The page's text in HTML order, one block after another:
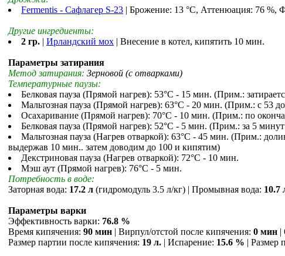
Fermentis - Сафлагер S-23 | Брожение: 13 °С, Аттенюация: 76 %,
Другие ингредиенты:
2 гр. | Ирландский мох | Внесение в котел, кипятить 10 мин.
Параметры затирания
Метод затирания: Зерновой (с отварками)
Температурные паузы:
Белковая пауза (Прямой нагрев): 53°С - 15 мин. (Прим.:
Мальтозная пауза (Прямой нагрев): 63°С - 20 мин. (Прим.: с 53
Осахаривание (Прямой нагрев): 70°С - 10 мин. (Прим.: по
Белковая пауза (Прямой нагрев): 52°С - 5 мин. (Прим.: за 5
Мальтозная пауза (Нагрев отваркой): 63°С - 45 мин. (Прим.:
выдержав 10 мин.. затем доводим до 100 и кипятим)
Декстриновая пауза (Нагрев отваркой): 72°С - 10 мин.
Мэш аут (Прямой нагрев): 76°С - 5 мин.
Потребность в воде:
Заторная вода: 17.2 л (гидромодуль 3.5 л/кг) | Промывная вода: 10.7
Параметры варки
Эффективность варки: 76.8 %
Время кипячения: 90 мин | Вирпул/отстой после кипячения: 0 мин |
Размер партии после кипячения: 19 л. | Испарение: 15.6 % | Размер